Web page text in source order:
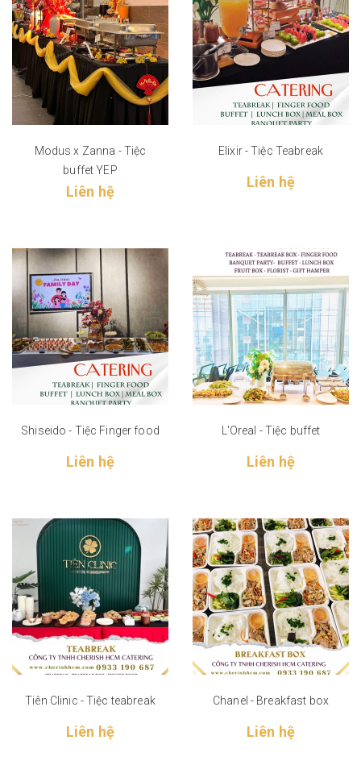
Modus x Zanna - Tiệc
buffet YEP
Liên hệ
Elixir - Tiệc Teabreak
Liên hệ
Shiseido - Tiệc Finger food
Liên hệ
L'Oreal - Tiệc buffet
Liên hệ
Tiên Clinic - Tiệc teabreak
Liên hệ
Chanel - Breakfast box
Liên hệ